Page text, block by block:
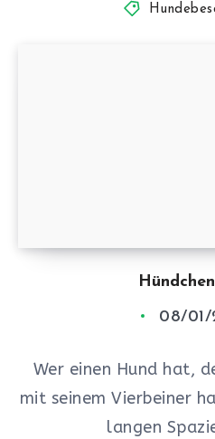
08/01/
Wer einen Hund hat,
mit seinem Vierbeiner
langen